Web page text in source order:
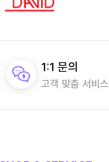
1:1 문의
고객 맞춤 서비스